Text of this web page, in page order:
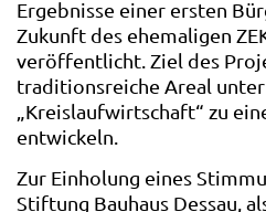
Ergebnisse einer ersten
Zukunft des ehemaligen
veröffentlicht. Ziel des
traditionsreiche Areal
„Kreislaufwirtschaft“ zu
entwickeln.
Zur Einholung eines
Stiftung Bauhaus Dessau,